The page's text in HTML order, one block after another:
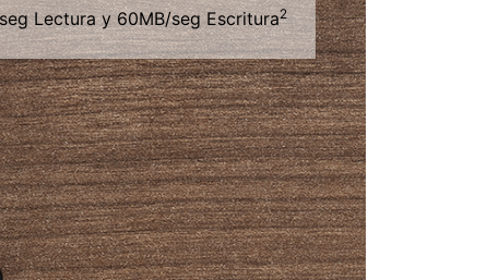
Lectura y 60MB/seg Escritura2